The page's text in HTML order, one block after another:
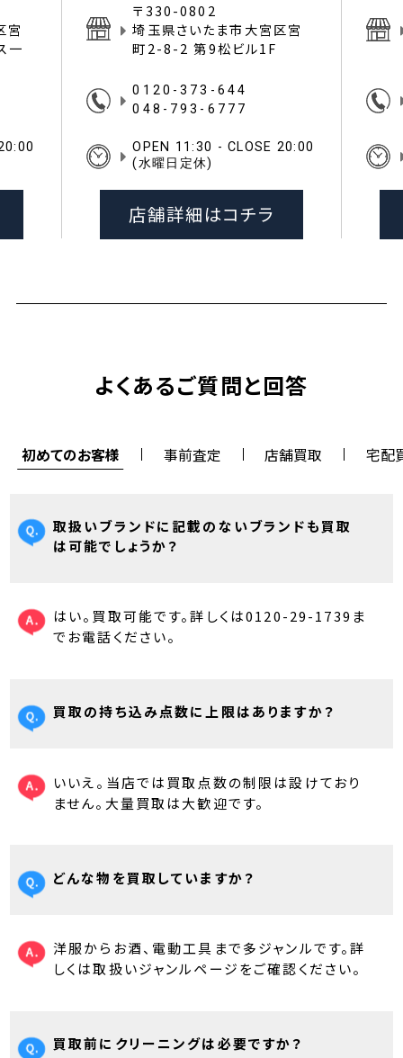
宮
一
〒330-0802
埼玉県さいたま市大宮区宮
町2-8-2 第9松ビル1F
0120-373-644
048-793-6777
OPEN 11:30 - CLOSE 20:00
(水曜日定休)
店舗詳細はコチラ
よくあるご質問と回答
初めてのお客様 事前査定 店舗買取 宅配
取扱いブランドに記載のないブランドも買取
は可能でしょうか？
はい。買取可能です。詳しくは0120-29-1739ま
でお電話ください。
買取の持ち込み点数に上限はありますか？
いいえ。当店では買取点数の制限は設けており
ません。大量買取は大歓迎です。
どんな物を買取していますか？
洋服からお酒、電動工具まで多ジャンルです。詳
しくは取扱いジャンルページをご確認ください。
買取前にクリーニングは必要ですか？